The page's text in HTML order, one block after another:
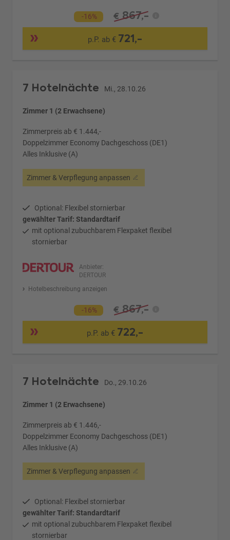
-16% € 867,-
p.P. ab € 721,-
7 Hotelnächte Mi., 28.10.26
Zimmer 1 (2 Erwachsene)
Zimmerpreis ab € 1.444,-
Doppelzimmer Economy Dachgeschoss (DE1)
Alles Inklusive (A)
Zimmer & Verpflegung anpassen
Optional: Flexibel stornierbar
gewählter Tarif: Standardtarif
mit optional zubuchbarem Flexpaket flexibel
stornierbar
Anbieter:
DERTOUR
Hotelbeschreibung anzeigen
-16% € 867,-
p.P. ab € 722,-
7 Hotelnächte Do., 29.10.26
Zimmer 1 (2 Erwachsene)
Zimmerpreis ab € 1.446,-
Doppelzimmer Economy Dachgeschoss (DE1)
Alles Inklusive (A)
Zimmer & Verpflegung anpassen
Optional: Flexibel stornierbar
gewählter Tarif: Standardtarif
mit optional zubuchbarem Flexpaket flexibel
stornierbar